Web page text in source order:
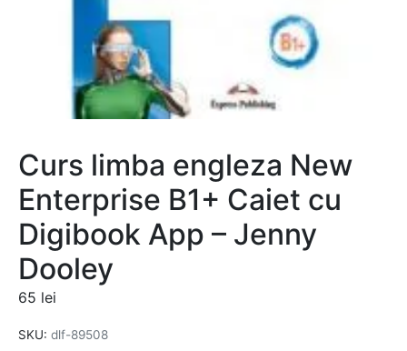
Curs limba engleza New
Enterprise B1+ Caiet cu
Digibook App – Jenny
Dooley
65 lei
SKU: dlf-89508